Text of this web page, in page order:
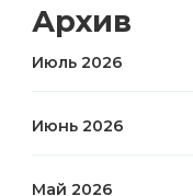
Архив
Июль 2026
Июнь 2026
Май 2026